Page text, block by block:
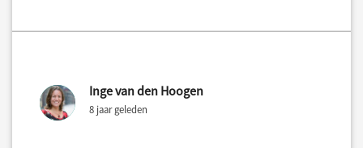
Inge van den Hoogen
8 jaar geleden